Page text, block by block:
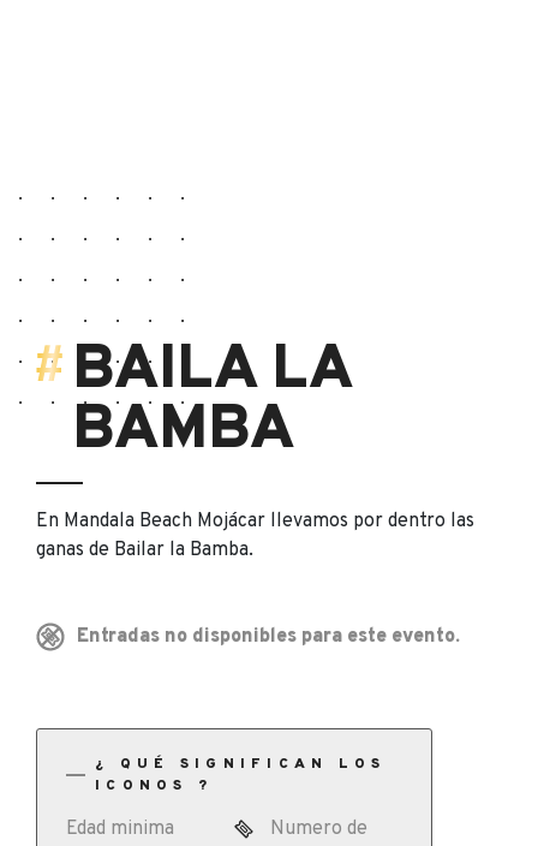
BAILA LA
BAMBA
En Mandala Beach Mojácar llevamos por dentro las
ganas de Bailar la Bamba.
Entradas no disponibles para este evento.
¿ QUÉ SIGNIFICAN LOS
ICONOS ?
Edad minima
Numero de